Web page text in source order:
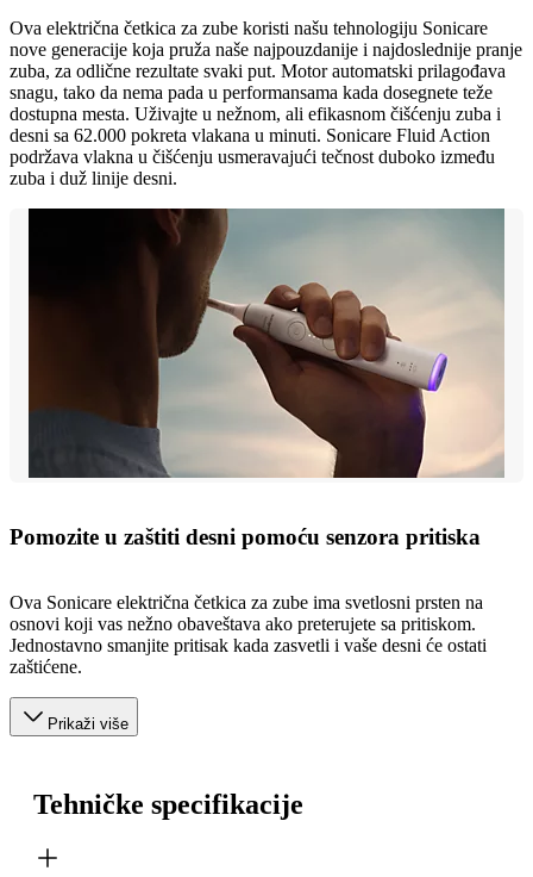
Ova električna četkica za zube koristi našu tehnologiju Sonicare
nove generacije koja pruža naše najpouzdanije i najdoslednije pranje
zuba, za odlične rezultate svaki put. Motor automatski prilagođava
snagu, tako da nema pada u performansama kada dosegnete teže
dostupna mesta. Uživajte u nežnom, ali efikasnom čišćenju zuba i
desni sa 62.000 pokreta vlakana u minuti. Sonicare Fluid Action
podržava vlakna u čišćenju usmeravajući tečnost duboko između
zuba i duž linije desni.
Pomozite u zaštiti desni pomoću senzora pritiska
Ova Sonicare električna četkica za zube ima svetlosni prsten na
osnovi koji vas nežno obaveštava ako preterujete sa pritiskom.
Jednostavno smanjite pritisak kada zasvetli i vaše desni će ostati
zaštićene.
Prikaži više
Tehničke specifikacije